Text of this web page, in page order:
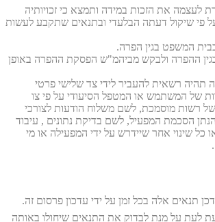
לעצמה את הזכות במידה ותמצא כי זכויותיה
פי שיקול דעתה הבלעדי ובתנאים שתקבע לעשות
המשפט בגין הפרה.
ההפרה ולבקש מביהמ"ש הפסקת ההפרה באופן
תהיה רשאית להעביר לידי צד שלישי פרטי
של המשתמש או המטפל הסיעודי על פי צו
של רשות מוסמכת, לשם משלוח הודעות לצורכי
הסכמת המפעיל, לשם בדיקת נתונים , עיבוד
כל שינוי אחר שיידרש על ידי המפעילה או מי
תנאים אלה בכל זמן על ידי עדכון פרסום זה.
לעת על מנת לבדוק את התנאים שיחולו באותה